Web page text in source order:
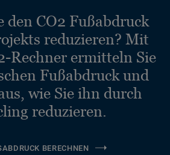
den CO2 Fußabdruck
reduzieren? Mit
Rechner ermitteln Sie
Fußabdruck und
wie Sie ihn durch
reduzieren.
BERECHNEN